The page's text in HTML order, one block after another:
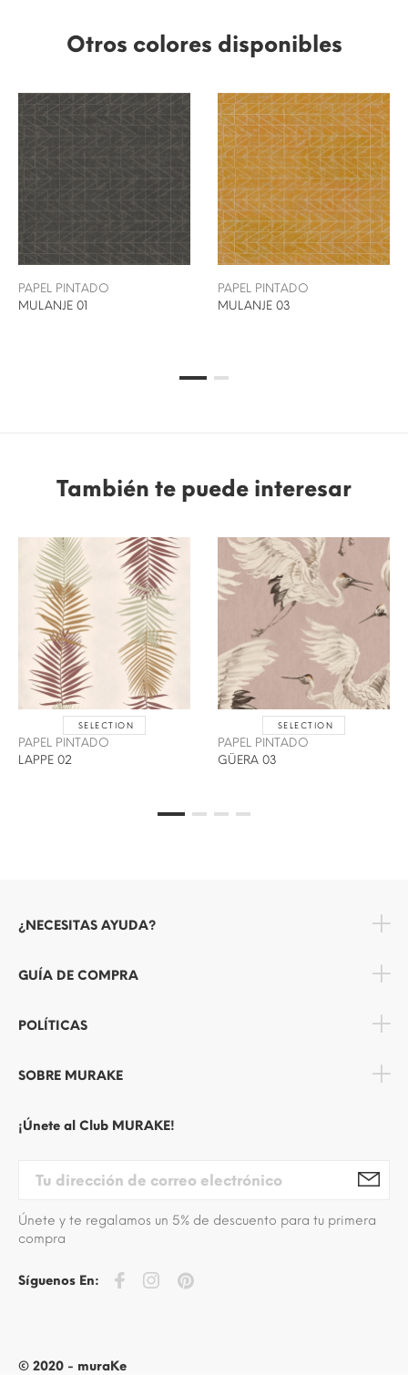
Otros colores disponibles
PAPEL PINTADO
MULANJE 01
PAPEL PINTADO
MULANJE 03
También te puede interesar
SELECTION
PAPEL PINTADO
LAPPE 02
SELECTION
PAPEL PINTADO
GÜERA 03
¿NECESITAS AYUDA?
GUÍA DE COMPRA
POLÍTICAS
SOBRE MURAKE
¡Únete al Club MURAKE!
Únete y te regalamos un 5% de descuento para tu primera
compra
Síguenos En:
© 2020 - muraKe